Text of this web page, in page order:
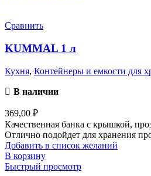
Сравнить
KUMMAL 1 л
Кухня, Контейнеры и емкости для
В наличии
369,00 ₽
Качественная банка с крышкой,
Отлично подойдет для хранения
Добавить в список желаний
В корзину
Быстрый просмотр